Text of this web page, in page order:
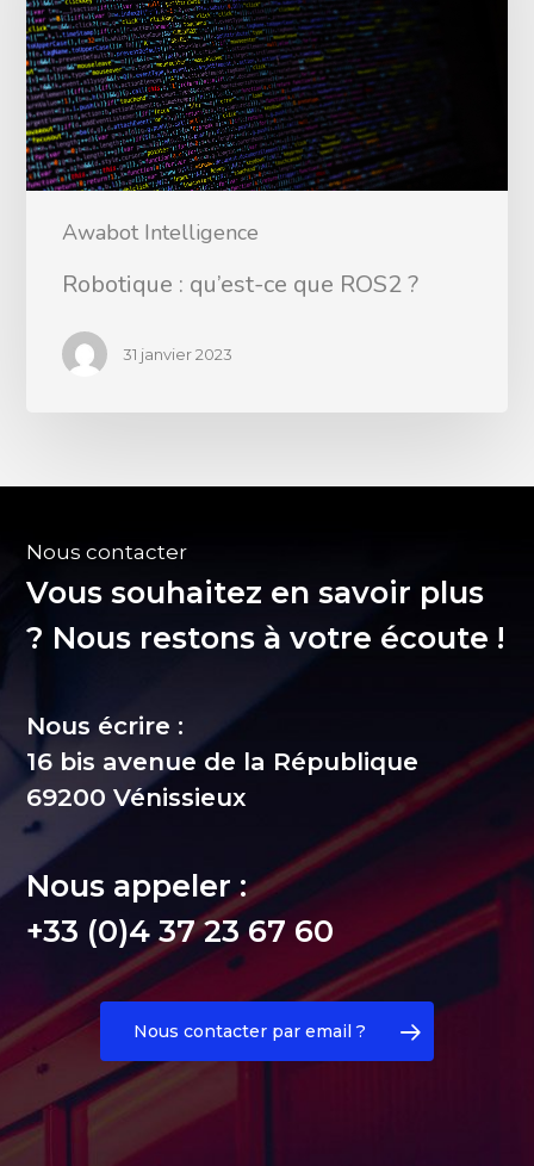
Awabot Intelligence
Robotique : qu’est-ce que ROS2 ?
31 janvier 2023
Nous contacter
Vous souhaitez en savoir plus
? Nous restons à votre écoute !
Nous écrire :
16 bis avenue de la République
69200 Vénissieux
Nous appeler :
+33 (0)4 37 23 67 60
Nous contacter par email ?